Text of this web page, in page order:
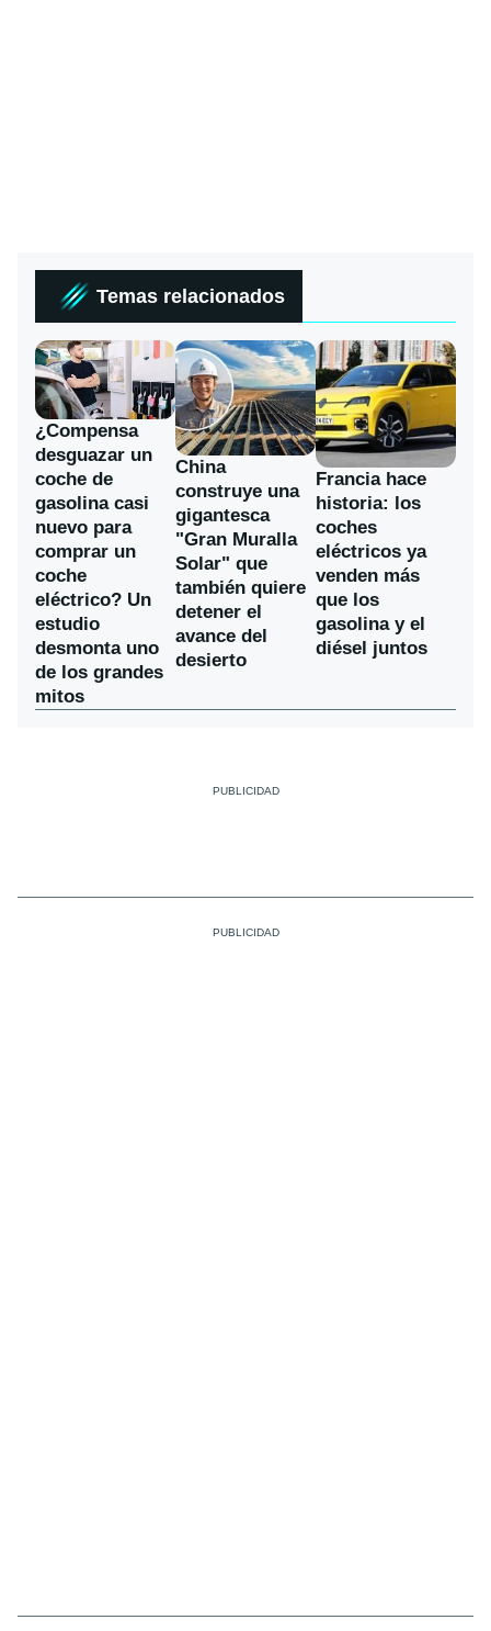
Temas relacionados
¿Compensa
desguazar un
coche de
gasolina casi
nuevo para
comprar un
coche
eléctrico? Un
estudio
desmonta uno
de los grandes
mitos
China
construye una
gigantesca
"Gran Muralla
Solar" que
también quiere
detener el
avance del
desierto
Francia hace
historia: los
coches
eléctricos ya
venden más
que los
gasolina y el
diésel juntos